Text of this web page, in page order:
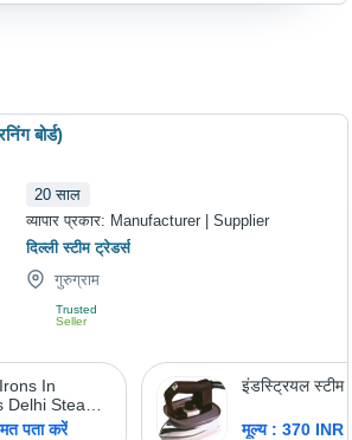
बोर्ड)
20 साल
व्यापार प्रकार: Manufacturer | Supplier
दिल्ली स्टीम ट्रेडर्स
गुरुग्राम
Trusted
Seller
In
Delhi Steam
Source:
पता करें
इंडस्ट्रियल
मूल्य : 370 INR